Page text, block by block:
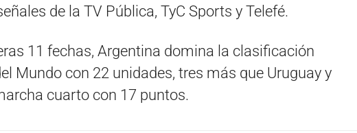
de la TV Pública, TyC Sports y Telefé.
11 fechas, Argentina domina la clasificación
Mundo con 22 unidades, tres más que Uruguay y
cuarto con 17 puntos.